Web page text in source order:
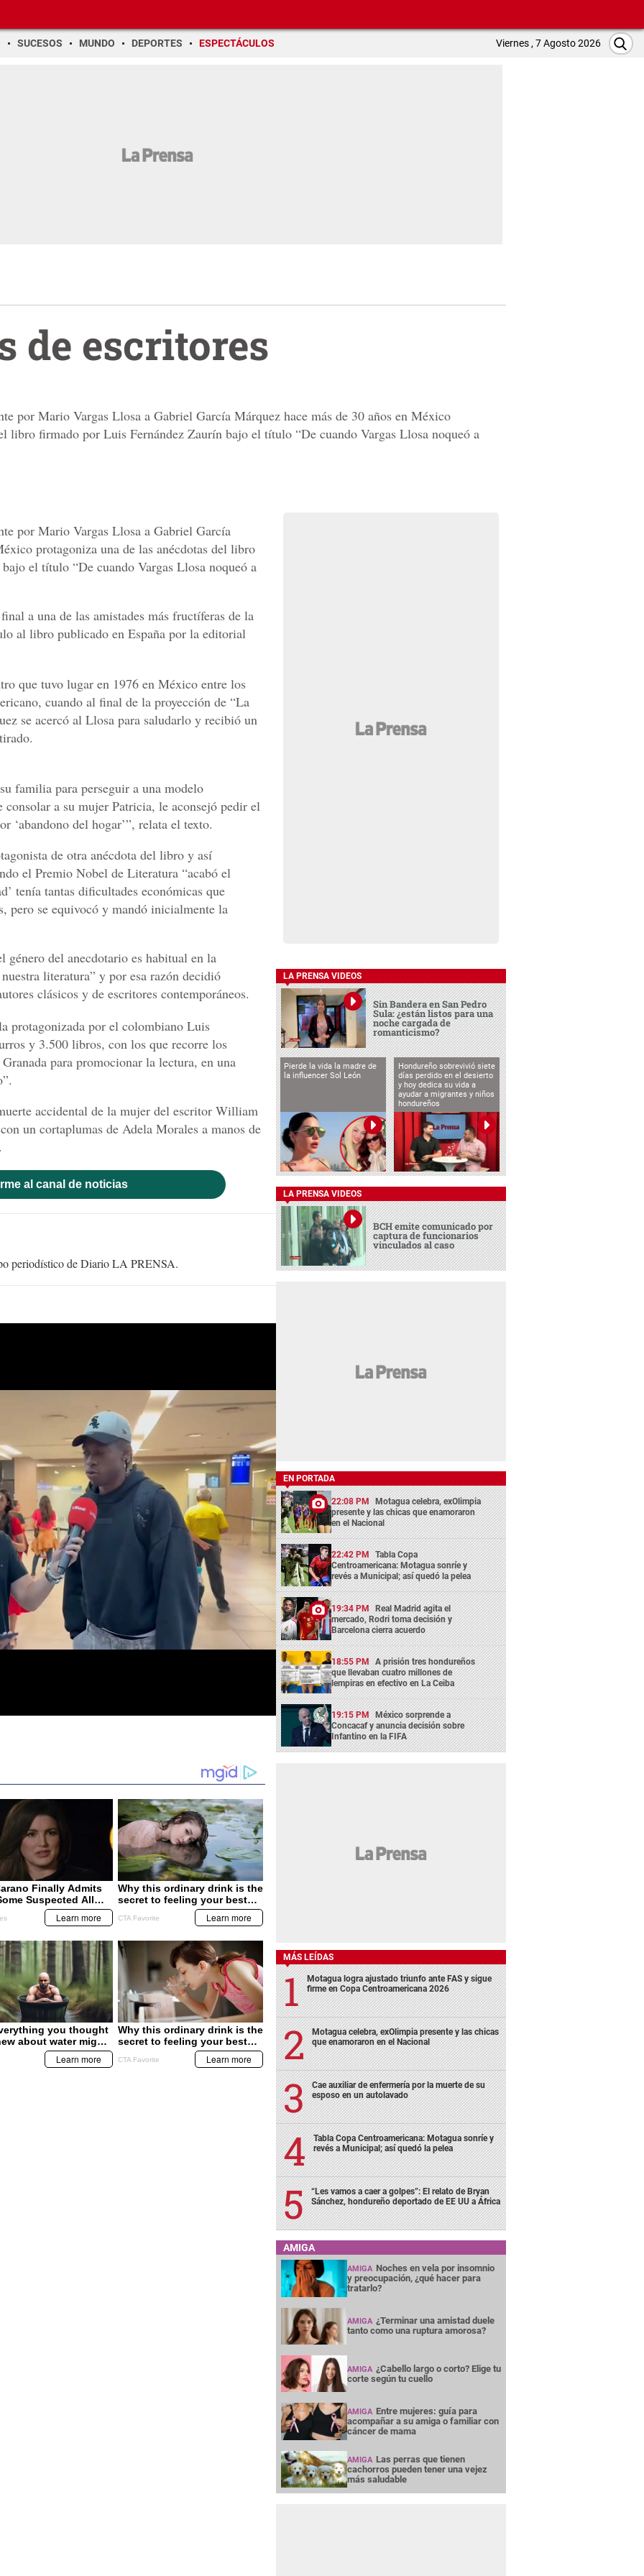
SUCESOS MUNDO DEPORTES ESPECTÁCULOS Viernes , 7 Agosto 2026
de escritores
por Mario Vargas Llosa a Gabriel García Márquez hace más de 30 años en México
libro firmado por Luis Fernández Zaurín bajo el título “De cuando Vargas Llosa noqueó a
por Mario Vargas Llosa a Gabriel García
protagoniza una de las anécdotas del libro
el título “De cuando Vargas Llosa noqueó a
a una de las amistades más fructíferas de la
al libro publicado en España por la editorial
que tuvo lugar en 1976 en México entre los
cuando al final de la proyección de “La
se acercó al Llosa para saludarlo y recibió un
familia para perseguir a una modelo
consolar a su mujer Patricia, le aconsejó pedir el
‘abandono del hogar’”, relata el texto.
de otra anécdota del libro y así
el Premio Nobel de Literatura “acabó el
tenía tantas dificultades económicas que
pero se equivocó y mandó inicialmente la
género del anecdotario es habitual en la
literatura” y por esa razón decidió
clásicos y de escritores contemporáneos.
protagonizada por el colombiano Luis
y 3.500 libros, con los que recorre los
para promocionar la lectura, en una
accidental de la mujer del escritor William
un cortaplumas de Adela Morales a manos de
al canal de noticias
periodístico de Diario LA PRENSA.
LA PRENSA VIDEOS
Sin Bandera en San Pedro
Sula: ¿están listos para una
noche cargada de
romanticismo?
Pierde la vida la madre de
la influencer Sol León
Hondureño sobrevivió siete
días perdido en el desierto
y hoy dedica su vida a
ayudar a migrantes y niños
hondureños
LA PRENSA VIDEOS
BCH emite comunicado por
captura de funcionarios
vinculados al caso
EN PORTADA
22:08 PM Motagua celebra, exOlimpia
presente y las chicas que enamoraron
en el Nacional
22:42 PM Tabla Copa
Centroamericana: Motagua sonríe y
revés a Municipal; así quedó la pelea
19:34 PM Real Madrid agita el
mercado, Rodri toma decisión y
Barcelona cierra acuerdo
18:55 PM A prisión tres hondureños
que llevaban cuatro millones de
lempiras en efectivo en La Ceiba
19:15 PM México sorprende a
Concacaf y anuncia decisión sobre
Infantino en la FIFA
MÁS LEÍDAS
Motagua logra ajustado triunfo ante FAS y sigue
firme en Copa Centroamericana 2026
Motagua celebra, exOlimpia presente y las chicas
que enamoraron en el Nacional
Cae auxiliar de enfermería por la muerte de su
esposo en un autolavado
Tabla Copa Centroamericana: Motagua sonríe y
revés a Municipal; así quedó la pelea
“Les vamos a caer a golpes”: El relato de Bryan
Sánchez, hondureño deportado de EE UU a África
AMIGA
AMIGA Noches en vela por insomnio
y preocupación, ¿qué hacer para
tratarlo?
AMIGA ¿Terminar una amistad duele
tanto como una ruptura amorosa?
AMIGA ¿Cabello largo o corto? Elige tu
corte según tu cuello
AMIGA Entre mujeres: guía para
acompañar a su amiga o familiar con
cáncer de mama
AMIGA Las perras que tienen
cachorros pueden tener una vejez
más saludable